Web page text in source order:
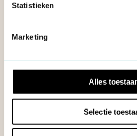
Statistieken
Marketing
Alles
Selectie